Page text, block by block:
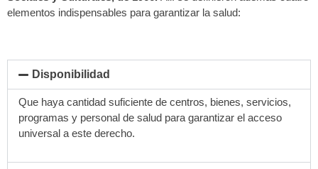
elementos indispensables para garantizar la salud:
Disponibilidad
Que haya cantidad suficiente de centros, bienes, servicios,
programas y personal de salud para garantizar el acceso
universal a este derecho.